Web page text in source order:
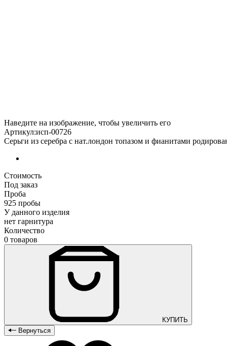
Наведите на изображение, чтобы увеличить его
Артикул:исп-00726
Серьги из серебра с нат.лондон топазом и фианитами
Стоимость
Под заказ
Проба
925 пробы
У данного изделия
нет гарнитура
Количество
0 товаров
КУПИТЬ
Вернуться